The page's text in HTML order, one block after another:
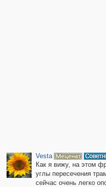
Vesta
Как я вижу, на этом
углы пересечения
сейчас очень легко